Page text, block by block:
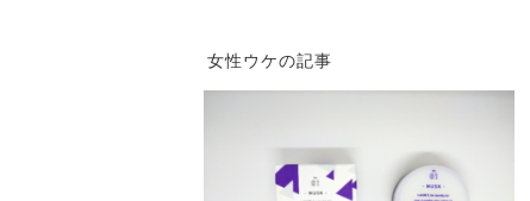
女性ウケの記事